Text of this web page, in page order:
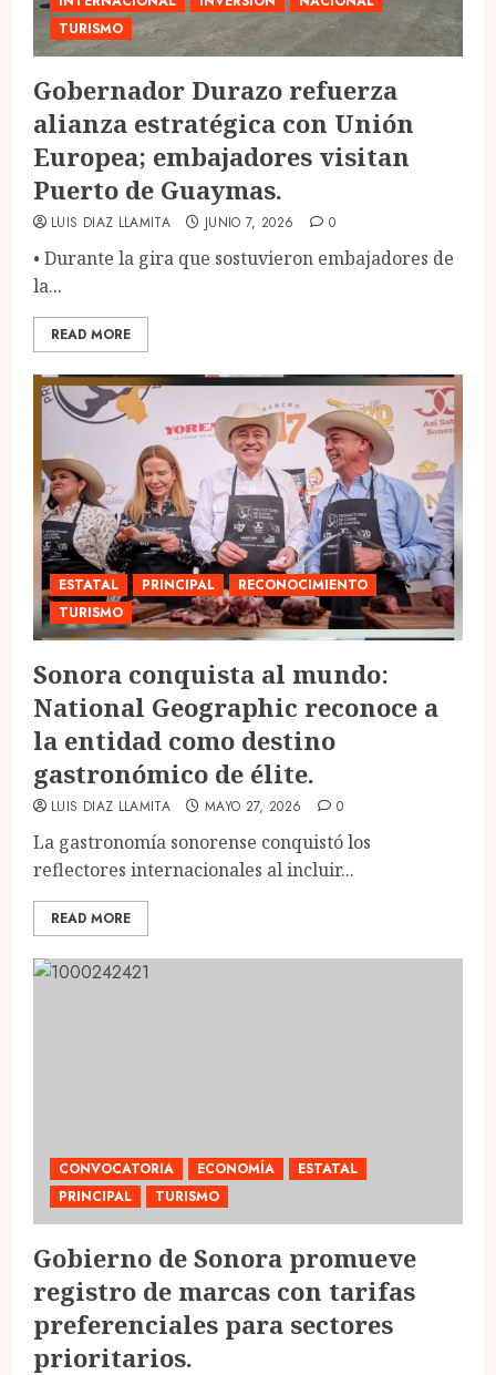
TURISMO
Gobernador Durazo refuerza
alianza estratégica con Unión
Europea; embajadores visitan
Puerto de Guaymas.
LUIS DIAZ LLAMITA JUNIO 7, 2026 0
•⁠ ⁠Durante la gira que sostuvieron embajadores de
la...
READ MORE
ESTATAL PRINCIPAL
RECONOCIMIENTO
TURISMO
Sonora conquista al mundo:
National Geographic reconoce a
la entidad como destino
gastronómico de élite.
LUIS DIAZ LLAMITA MAYO 27, 2026 0
La gastronomía sonorense conquistó los
reflectores internacionales al incluir...
READ MORE
CONVOCATORIA ECONOMÍA
ESTATAL
PRINCIPAL
TURISMO
Gobierno de Sonora promueve
registro de marcas con tarifas
preferenciales para sectores
prioritarios.